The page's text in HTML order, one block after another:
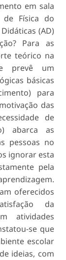
em sala
de Física do
(AD)
Para as
teórico na
prevê um
básicas
para
das
de
abarca as
pessoas no
ignorar esta
pela
oferecidos
da
atividades
se que
escolar
ideias, com